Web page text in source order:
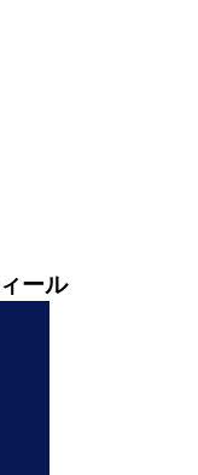
ール